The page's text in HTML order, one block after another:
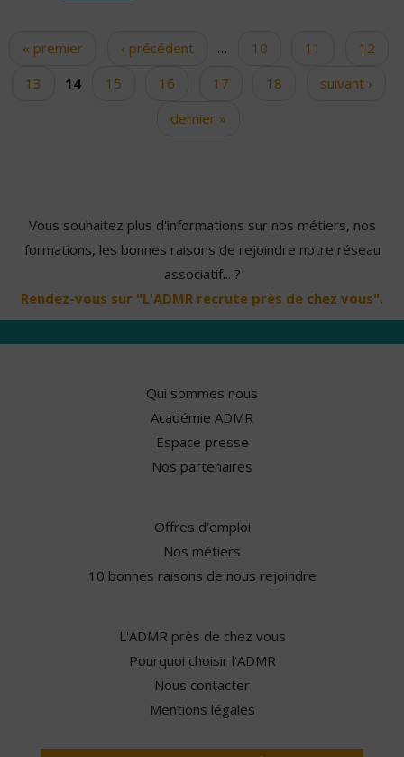
Pages
« premier ‹ précédent … 10 11
12
13
14 15 16 17 18
suivant ›
dernier »
Vous souhaitez plus d'informations sur nos métiers, nos
formations, les bonnes raisons de rejoindre notre réseau
associatif... ?
Rendez-vous sur "L'ADMR recrute près de chez vous".
Qui sommes nous
Académie ADMR
Espace presse
Nos partenaires
Offres d'emploi
Nos métiers
10 bonnes raisons de nous rejoindre
L'ADMR près de chez vous
Pourquoi choisir l'ADMR
Nous contacter
Mentions légales